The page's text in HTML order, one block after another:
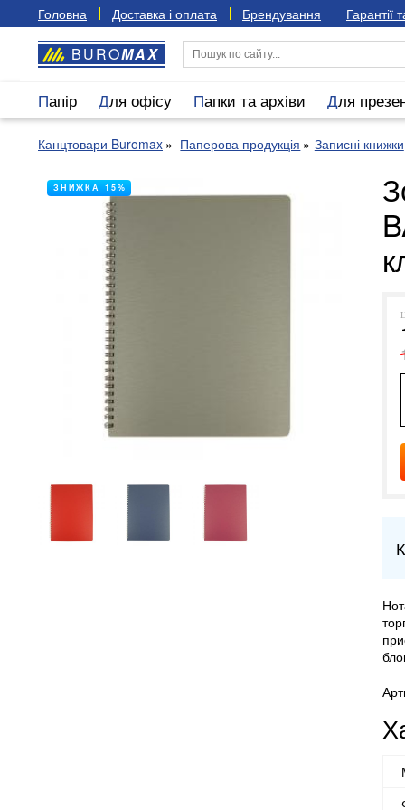
Головна Доставка і оплата Брендування Гарантії
BUROMAX
Папір Для офісу Папки та архіви Для
Канцтовари Buromax Паперова продукція Записні книжки
ЗНИЖКА 15%